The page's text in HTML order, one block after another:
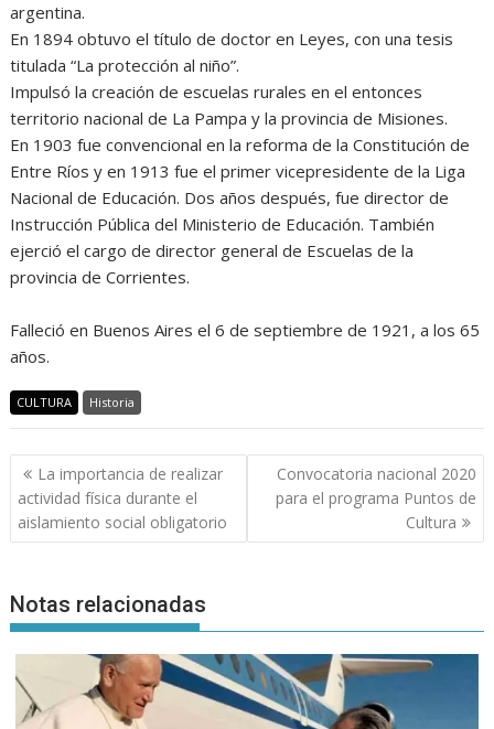
argentina.
En 1894 obtuvo el título de doctor en Leyes, con una tesis
titulada “La protección al niño”.
Impulsó la creación de escuelas rurales en el entonces
territorio nacional de La Pampa y la provincia de Misiones.
En 1903 fue convencional en la reforma de la Constitución de
Entre Ríos y en 1913 fue el primer vicepresidente de la Liga
Nacional de Educación. Dos años después, fue director de
Instrucción Pública del Ministerio de Educación. También
ejerció el cargo de director general de Escuelas de la
provincia de Corrientes.
Falleció en Buenos Aires el 6 de septiembre de 1921, a los 65
años.
CULTURA Historia
Navegación
de
entradas
La importancia de realizar
actividad física durante el
aislamiento social obligatorio
Convocatoria nacional 2020
para el programa Puntos de
Cultura
Notas relacionadas